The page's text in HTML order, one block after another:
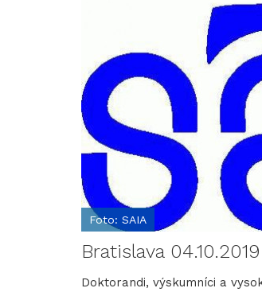
Foto: SAIA
Bratislava
Doktorandi, výskumníci a